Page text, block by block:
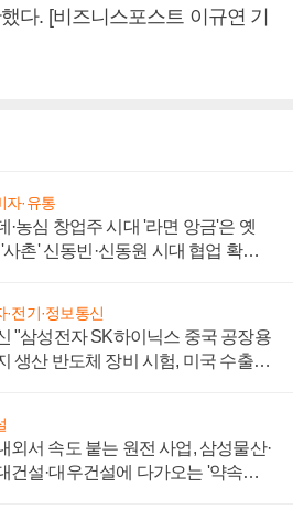
다. [비즈니스포스트 이규연 기
자·유통
·농심 창업주 시대 '라면 앙금'은 옛
사촌' 신동빈·신동원 시대 협업 확대
·전기·정보통신
"삼성전자 SK하이닉스 중국 공장용
생산 반도체 장비 시험, 미국 수출통
외서 속도 붙는 원전 사업, 삼성물산·
건설·대우건설에 다가오는 '약속의